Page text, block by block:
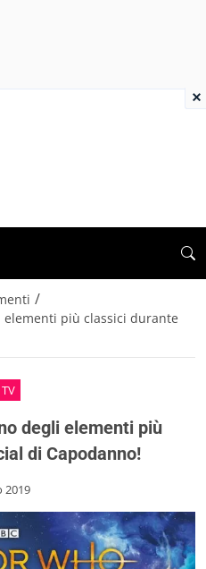
/
elementi più classici durante
degli elementi più
di Capodanno!
2019
×